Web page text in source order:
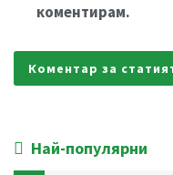
коментирам.
Най-популярни